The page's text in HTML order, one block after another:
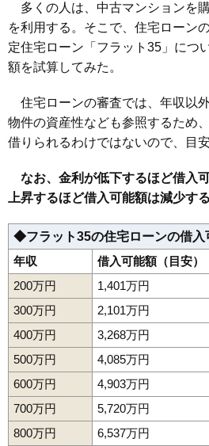
多くの人は、中古マンションを
を利用する。そこで、住宅ローン
定住宅ローン「フラット35」につ
額を試算してみた。
住宅ローンの審査では、年収以
物件の資産性なども参照するため
借りられるわけではないので、目
なお、金利が低下するほど借入
上昇するほど借入可能額は減少する
◆フラット35の住宅ローンの借入
年収
借入可能額（目安）
200万円
1,401万円
300万円
2,101万円
400万円
3,268万円
500万円
4,085万円
600万円
4,903万円
700万円
5,720万円
800万円
6,537万円